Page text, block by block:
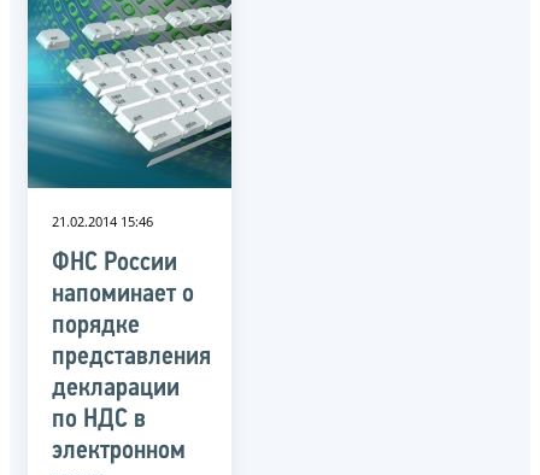
21.02.2014 15:46
ФНС России
напоминает о
порядке
представления
декларации
по НДС в
электронном